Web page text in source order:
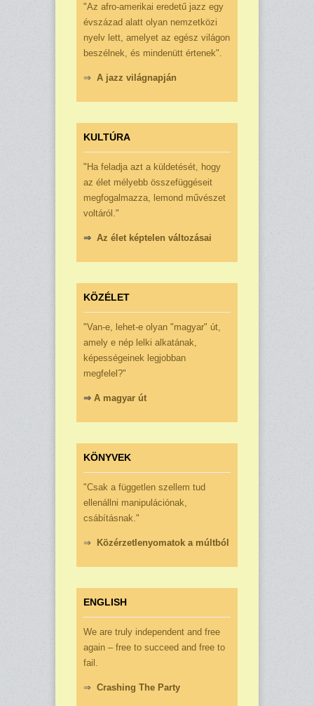
"Az afro-ameri­kai eredetű jazz egy
évszázad alatt olyan nemzetközi
nyelv lett, ame­lyet az egész világon
beszélnek, és mindenütt értenek".
⇒ A jazz világnapján
KULTÚRA
" Ha feladja azt a küldeté­sét, hogy
az élet mé­lyebb összefüg­géseit
megfogalmazza, lemond mű­vészet
voltáról. "
⇒ Az élet képtelen változásai
KÖZÉLET
"Van-e, lehet-e olyan "magyar" út,
amely e nép lelki alkatának,
képességeinek leg­jobban
megfelel?"
⇒ A magyar út
KÖNYVEK
"Csak a független szellem tud
ellenállni manipulációnak,
csábításnak."
⇒ Közérzetlenyomatok a múltból
ENGLISH
We are truly independent and free
again – free to succeed and free to
fail.
⇒ Crashing The Party